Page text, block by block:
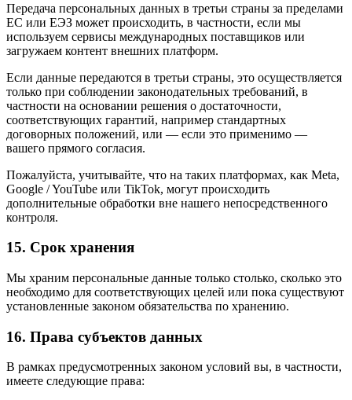
Передача персональных данных в третьи страны за пределами
ЕС или ЕЭЗ может происходить, в частности, если мы
используем сервисы международных поставщиков или
загружаем контент внешних платформ.
Если данные передаются в третьи страны, это осуществляется
только при соблюдении законодательных требований, в
частности на основании решения о достаточности,
соответствующих гарантий, например стандартных
договорных положений, или — если это применимо —
вашего прямого согласия.
Пожалуйста, учитывайте, что на таких платформах, как Meta,
Google / YouTube или TikTok, могут происходить
дополнительные обработки вне нашего непосредственного
контроля.
15. Срок хранения
Мы храним персональные данные только столько, сколько это
необходимо для соответствующих целей или пока существуют
установленные законом обязательства по хранению.
16. Права субъектов данных
В рамках предусмотренных законом условий вы, в частности,
имеете следующие права: